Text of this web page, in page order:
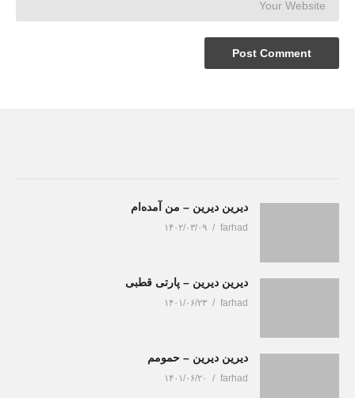
دیرین دیرین – من آمده‌ام
farhad ۱۴۰۲/۰۳/۰۹
دیرین دیرین – پارتی قطبی
farhad ۱۴۰۱/۰۶/۲۳
دیرین دیرین – حمومم
farhad ۱۴۰۱/۰۶/۲۰